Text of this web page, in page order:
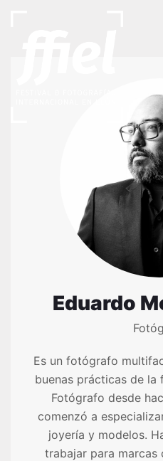
Eduardo
Es un fotógrafo
buenas prácticas de
Fotógrafo desde
comenzó a
joyería y modelos.
trabajar para marcas